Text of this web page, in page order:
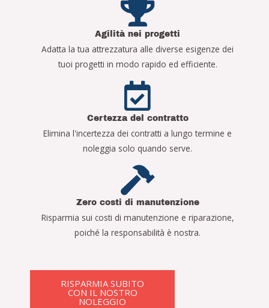
Agilità nei progetti
Adatta la tua attrezzatura alle diverse esigenze dei
tuoi progetti in modo rapido ed efficiente.
Certezza del contratto
Elimina l'incertezza dei contratti a lungo termine e
noleggia solo quando serve.
Zero costi di manutenzione
Risparmia sui costi di manutenzione e riparazione,
poiché la responsabilità è nostra.
RISPARMIA SUBITO
CON IL NOSTRO
NOLEGGIO